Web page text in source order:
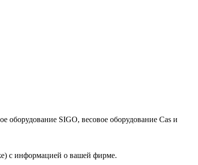
SIGO, весовое оборудование Cas и
с информацией о вашей фирме.